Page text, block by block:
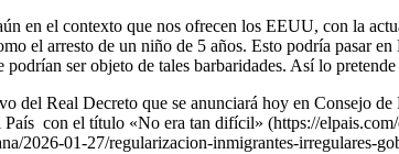
en el contexto que nos ofrecen los EEUU, con la
el arresto de un niño de 5 años. Esto podría pasar
ser objeto de tales barbaridades. Así lo
del Real Decreto que se anunciará hoy en Consejo
con el título «No era tan difícil» (https://
2026-01-27/regularizacion-inmigrantes-irregulares-